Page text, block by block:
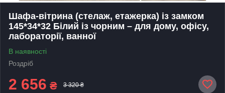
Шафа-вітрина (стелаж, етажерка) із замком
145*34*32 Білий із чорним – для дому, офісу,
лабораторії, ванної
В наявності
Роздріб
2 656 ₴ 3 320 ₴